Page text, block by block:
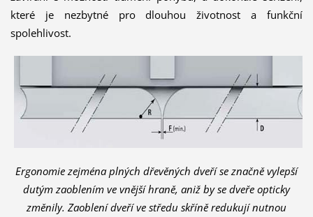
které je nezbytné pro dlouhou životnost a funkční
spolehlivost.
Ergonomie zejména plných dřevěných dveří se značně vylepší
dutým zaoblením ve vnější hraně, aniž by se dveře opticky
změnily. Zaoblení dveří ve středu skříně redukují nutnou